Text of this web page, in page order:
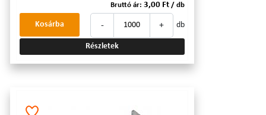
Bruttó ár: 3,00 Ft / db
- + db
Kosárba
Részletek